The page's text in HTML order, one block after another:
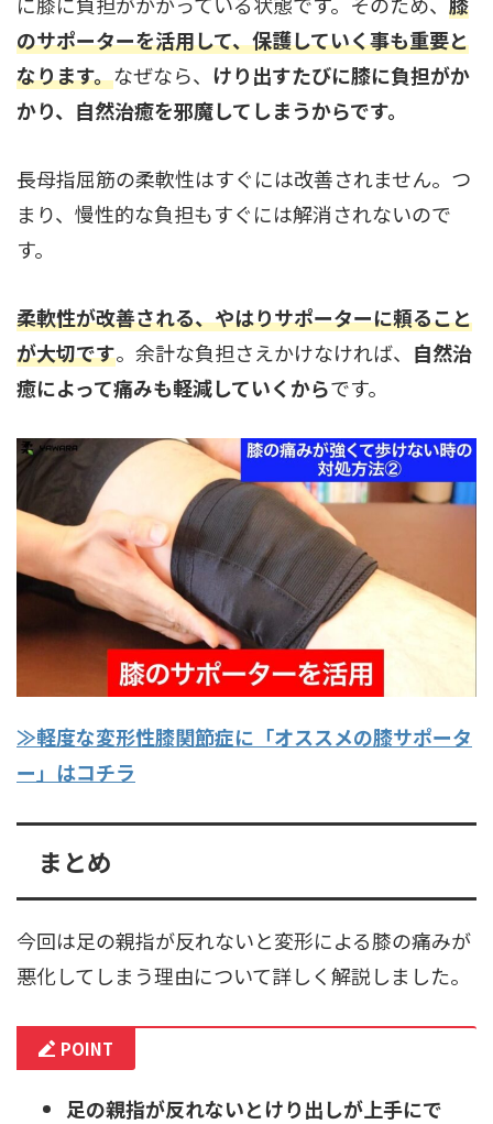
のサポーターを活用して、保護していく事も重要と
なります。なぜなら、 けり出すたびに膝に負担がか
かり、自然治癒を邪魔してしまうからです。
長母指屈筋の柔軟性はすぐには改善されません。つ
まり、慢性的な負担もすぐには解消されないので
す。
柔軟性が改善される、やはりサポーターに頼ること
が大切です。余計な負担さえかけなければ、 自然治
癒によって痛みも軽減していくからです。
≫軽度な変形性膝関節症に「オススメの膝サポータ
ー」はコチラ
まとめ
今回は足の親指が反れないと変形による膝の痛みが
悪化してしまう理由について詳しく解説しました。
POINT
足の親指が反れないとけり出しが上手にで